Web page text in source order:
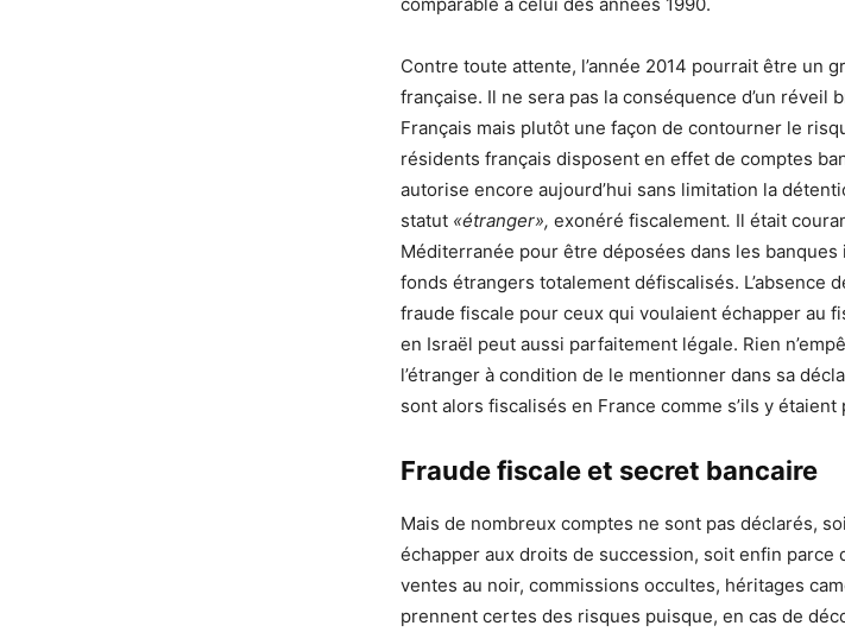
Contre toute attente, l’année 2014 pourrait être un
française. Il ne sera pas la conséquence d’un
Français mais plutôt une façon de contourner le
résidents français disposent en effet de comptes
autorise encore aujourd’hui sans limitation la
statut «étranger», exonéré fiscalement. Il était
Méditerranée pour être déposées dans les
fonds étrangers totalement défiscalisés. L’absence
fraude fiscale pour ceux qui voulaient échapper au
en Israël peut aussi parfaitement légale. Rien
l’étranger à condition de le mentionner dans sa
sont alors fiscalisés en France comme s’ils y étaient
Fraude fiscale et secret bancaire
Mais de nombreux comptes ne sont pas déclarés,
échapper aux droits de succession, soit enfin parce
ventes au noir, commissions occultes, héritages
prennent certes des risques puisque, en cas de